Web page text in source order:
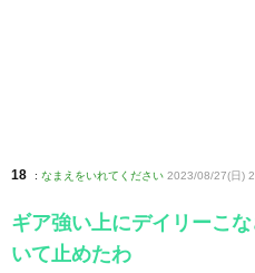
18 : なまえをいれてください 2023/08/27(日)
ギア強い上にデイリーこ
いて止めたわ